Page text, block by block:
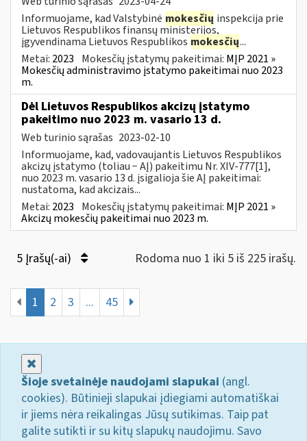
Informuojame, kad Valstybinė mokesčių inspekcija prie
Lietuvos Respublikos finansų ministerijos,
įgyvendinama Lietuvos Respublikos mokesčių...
Metai: 2023 Mokesčių įstatymų pakeitimai: MĮP 2021 »
Mokesčių administravimo įstatymo pakeitimai nuo 2023
m.
Dėl Lietuvos Respublikos akcizų įstatymo
pakeitimo nuo 2023 m. vasario 13 d.
Web turinio sąrašas 2023-02-10
Informuojame, kad, vadovaujantis Lietuvos Respublikos
akcizų įstatymo (toliau − AĮ) pakeitimu Nr. XIV-777[1],
nuo 2023 m. vasario 13 d. įsigalioja šie AĮ pakeitimai:
nustatoma, kad akcizais...
Metai: 2023 Mokesčių įstatymų pakeitimai: MĮP 2021 »
Akcizų mokesčių pakeitimai nuo 2023 m.
5 Įrašų(-ai) Rodoma nuo 1 iki 5 iš 225 irašų.
1 2 3 ... 45
Šioje svetainėje naudojami slapukai (angl.
cookies). Būtinieji slapukai įdiegiami automatiškai
ir jiems nėra reikalingas Jūsų sutikimas. Taip pat
galite sutikti ir su kitų slapukų naudojimu. Savo